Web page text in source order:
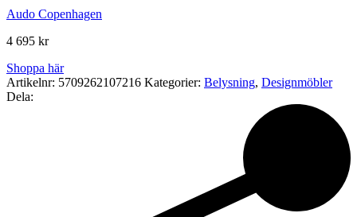
Audo Copenhagen
4 695 kr
Shoppa här
Artikelnr: 5709262107216 Kategorier: Belysning, Designmöbler
Dela: